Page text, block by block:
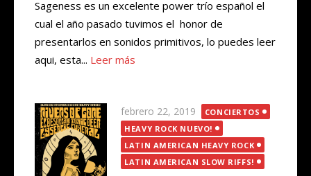
Sageness es un excelente power trío español el
cual el año pasado tuvimos el honor de
presentarlos en sonidos primitivos, lo puedes leer
aqui, esta... Leer más
Publicada
el
febrero 22, 2019
CONCIERTOS
HEAVY ROCK NUEVO!
LATIN AMERICAN HEAVY ROCK
LATIN AMERICAN SLOW RIFFS!